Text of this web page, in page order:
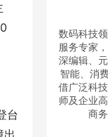
台
数码科技
服务专家
深编辑、
智能、消
借广泛科
师及企业
商